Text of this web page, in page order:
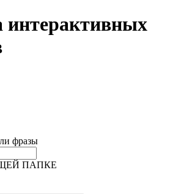
интерактивных
фразы
ПАПКЕ